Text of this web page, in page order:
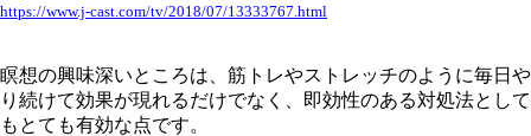
https://www.j-cast.com/tv/2018/07/13333767.html
瞑想の興味深いところは、筋トレやストレッチのように毎日や
り続けて効果が現れるだけでなく、即効性のある対処法として
もとても有効な点です。